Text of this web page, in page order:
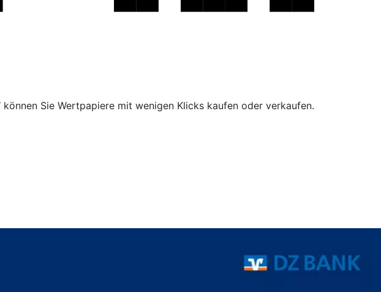
Sie Wertpapiere mit wenigen Klicks kaufen oder verkaufen.